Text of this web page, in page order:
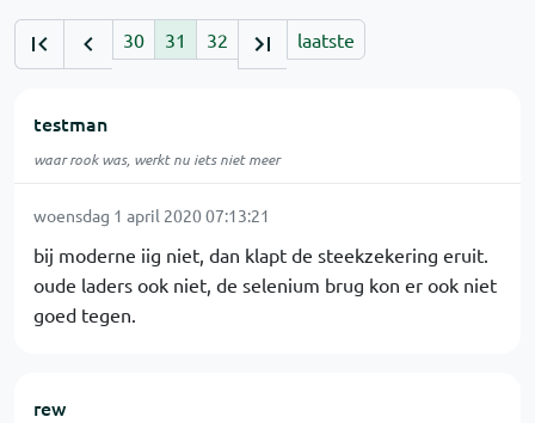
30 31 32 laatste
testman
waar rook was, werkt nu iets niet meer
woensdag 1 april 2020 07:13:21
bij moderne iig niet, dan klapt de steekzekering eruit.
oude laders ook niet, de selenium brug kon er ook niet
goed tegen.
rew